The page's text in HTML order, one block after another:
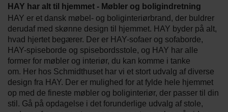
HAY har alt til hjemmet - Møbler og boligindretning
HAY er et dansk møbel- og boliginteriørbrand, der buldrer
derudaf med skønne design til hjemmet. HAY byder på alt,
hvad hjertet begærer. Der er HAY-sofaer og sofaborde,
HAY-spiseborde og spisebordsstole, og HAY har alle
former for møbler og interiør, du kan komme i tanke
om. Her hos Schmidthuset har vi et stort udvalg af diverse
design fra HAY. Der er mulighed for at fylde hele hjemmet
op med de fineste møbler og boliginteriør, der passer til din
stil. Gå på opdagelse i det forunderlige udvalg af stole,